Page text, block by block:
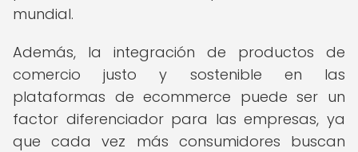
mundial.
Además, la integración de productos de
comercio justo y sostenible en las
plataformas de ecommerce puede ser un
factor diferenciador para las empresas, ya
que cada vez más consumidores buscan